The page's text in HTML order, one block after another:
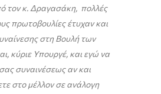
τον κ. Δραγασάκη, πολλές
πρωτοβουλίες έτυχαν και
στη Βουλή των
κύριε Υπουργέ, και εγώ να
συναινέσεως αν και
στο μέλλον σε ανάλογη